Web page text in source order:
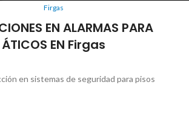
Firgas
EN ALARMAS PARA
ÁTICOS EN Firgas
en sistemas de seguridad para pisos